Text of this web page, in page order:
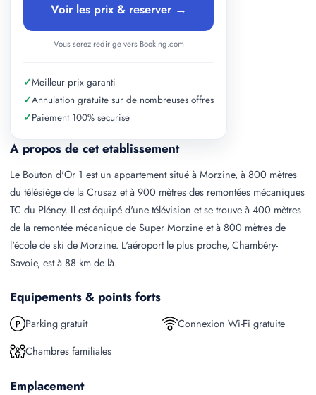
A propos de cet etablissement
Le Bouton d'Or 1 est un appartement situé à Morzine, à 800 mètres
du télésiège de la Crusaz et à 900 mètres des remontées mécaniques
TC du Pléney. Il est équipé d'une télévision et se trouve à 400 mètres
de la remontée mécanique de Super Morzine et à 800 mètres de
l'école de ski de Morzine. L'aéroport le plus proche, Chambéry-
Savoie, est à 88 km de là.
Equipements & points forts
Parking gratuit
Connexion Wi-Fi gratuite
Chambres familiales
Emplacement
Voir les prix & reserver →
Vous serez redirige vers Booking.com
✓Meilleur prix garanti
✓Annulation gratuite sur de nombreuses offres
✓Paiement 100% securise